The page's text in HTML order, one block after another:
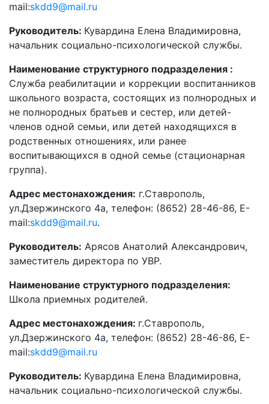
mail:skdd9@mail.ru
Руководитель: Кувардина Елена Владимировна,
начальник социально-психологической службы.
Наименование структурного подразделения :
Служба реабилитации и коррекции воспитанников
школьного возраста, состоящих из полнородных и
не полнородных братьев и сестер, или детей-
членов одной семьи, или детей находящихся в
родственных отношениях, или ранее
воспитывающихся в одной семье (стационарная
группа).
Адрес местонахождения: г.Ставрополь,
ул.Дзержинского 4а, телефон: (8652) 28-46-86, Е-
mail:skdd9@mail.ru.
Руководитель: Арясов Анатолий Александрович,
заместитель директора по УВР.
Наименование структурного подразделения:
Школа приемных родителей.
Адрес местонахождения: г.Ставрополь,
ул.Дзержинского 4а, телефон: (8652) 28-46-86, Е-
mail:skdd9@mail.ru
Руководитель: Кувардина Елена Владимировна,
начальник социально-психологической службы.